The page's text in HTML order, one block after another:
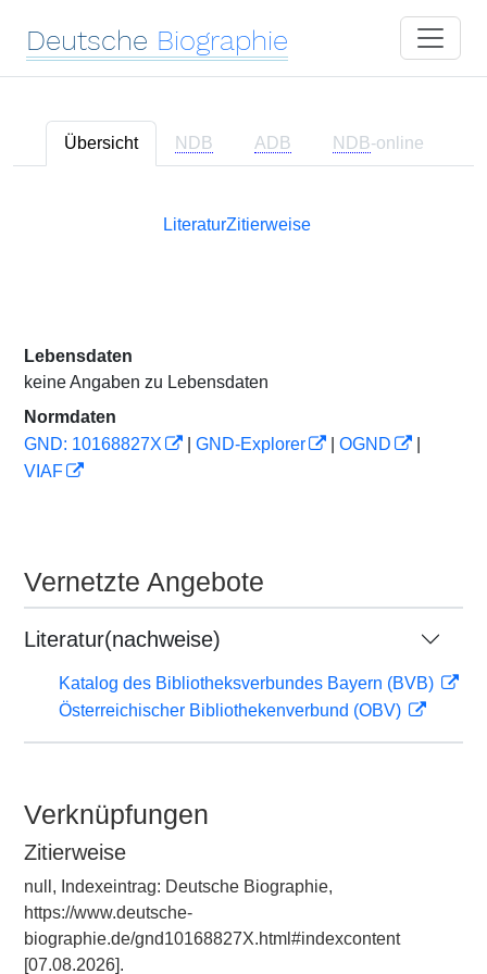
Deutsche Biographie
Übersicht NDB ADB NDB-online
LiteraturZitierweise
Lebensdaten
keine Angaben zu Lebensdaten
Normdaten
GND: 10168827X
GND-Explorer OGND
VIAF
Vernetzte Angebote
Literatur(nachweise)
Katalog des Bibliotheksverbundes Bayern (BVB)
Österreichischer Bibliothekenverbund (OBV)
Verknüpfungen
Zitierweise
null, Indexeintrag: Deutsche Biographie,
https://www.deutsche-
biographie.de/gnd10168827X.html#indexcontent
[07.08.2026].